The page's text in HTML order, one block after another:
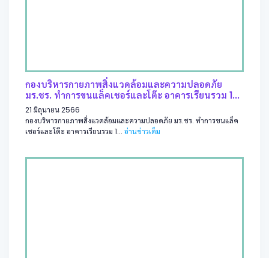
กองบริหารกายภาพสิ่งแวดล้อมและความปลอดภัย
มร.ชร. ทำการขนแล็คเชอร์และโต๊ะ อาคารเรียนรวม 1...
21 มิถุนายน 2566
กองบริหารกายภาพสิ่งแวดล้อมและความปลอดภัย มร.ชร. ทำการขนแล็ค
เชอร์และโต๊ะ อาคารเรียนรวม 1... อ่านข่าวเต็ม